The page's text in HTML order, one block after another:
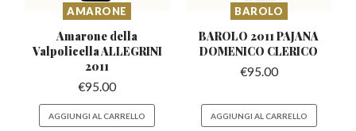
AMARONE
Amarone della
ValpolicellaALLEGRINI
2011
€95.00
AGGIUNGI AL CARRELLO
BAROLO
BAROLO 2011 PAJANA
DOMENICO CLERICO
€95.00
AGGIUNGI AL CARRELLO